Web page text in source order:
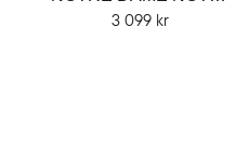
3 099 kr